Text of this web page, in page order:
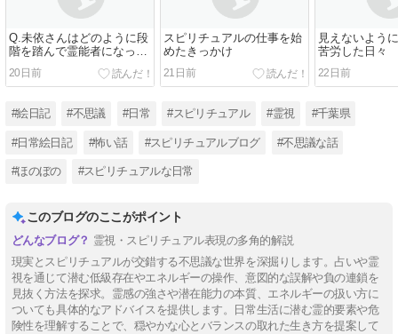
Q.未依さんはどのように段
階を踏んで霊能者になった
のですか？
20日前
スピリチュアルの仕事を始
めたきっかけ
21日前
見えないよう
苦労した日々
22日前
#絵日記 #不思議 #日常 #スピリチュアル #霊視 #千葉県
#日常絵日記 #怖い話 #スピリチュアルブログ #不思議な話
#ほのぼの #スピリチュアルな日常
このブログのここがポイント
霊視・スピリチュアル表現の多角的解説
現実とスピリチュアルが交錯する不思議な世界を深掘りします。占いや霊
視を通じて潜む低級存在やエネルギーの操作、意図的な誤解や負の連鎖を
見抜く方法を探求。霊感の強さや潜在能力の本質、エネルギーの扱い方に
ついても具体的なアドバイスを提供します。日常生活に潜む霊的要素や危
険性を理解することで、穏やかな心とバランスの取れた生き方を提案して